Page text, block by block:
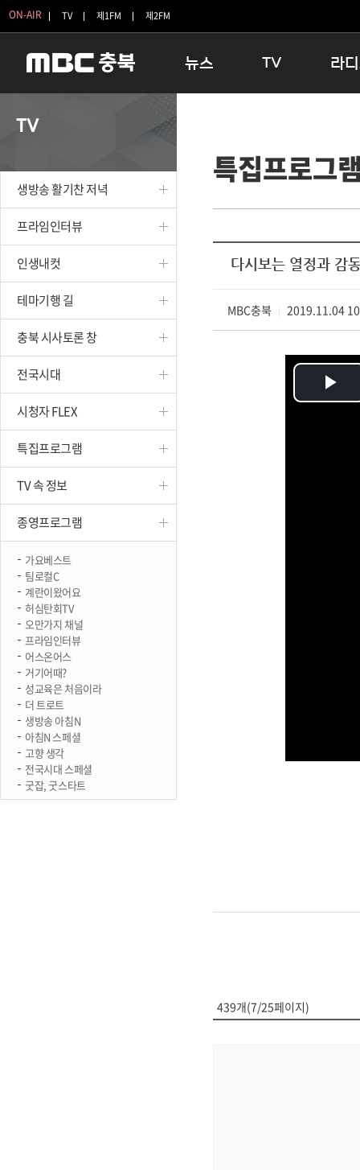
ON-AIR TV 제1FM 제2FM
뉴스
보은
옥천
TV
인생내컷
테마기행 길
시청자 FLEX
특집프로그램
종영프로그램
라
16:00 완
우리 고
TV
생방송 활기찬 저녁
프라임인터뷰
인생내컷
테마기행 길
충북 시사토론 창
전국시대
시청자 FLEX
특집프로그램
TV 속 정보
종영프로그램
가요베스트
팀로컬C
계란이왔어요
허심탄회TV
오만가지 채널
프라임인터뷰
어스온어스
거기어때?
성교육은 처음이라
더 트로트
생방송 아침N
아침N 스페셜
고향 생각
전국시대 스페셜
굿잡, 굿스타트
특집프로그
다시보는 열정과 감
MBC충북 2019.11.04
439개(7/25페이지)